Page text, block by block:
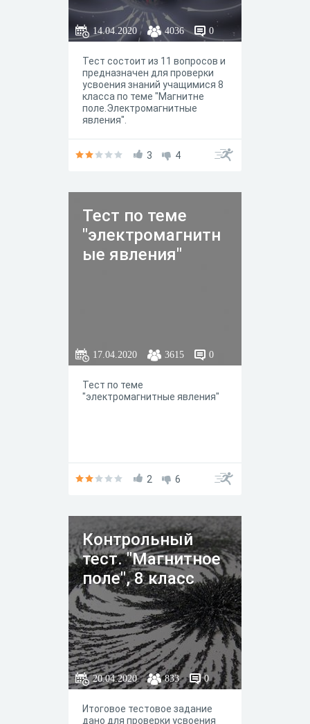
14.04.2020 4036 0
Тест состоит из 11 вопросов и
предназначен для проверки
усвоения знаний учащимися 8
класса по теме "Магнитне
поле.Электромагнитные
явления".
3 4
Тест по теме
"электромагнитн
ые явления"
17.04.2020 3615 0
Тест по теме
"электромагнитные явления"
2 6
Контрольный
тест. "Магнитное
поле", 8 класс
20.04.2020 833 0
Итоговое тестовое задание
дано для проверки усвоения